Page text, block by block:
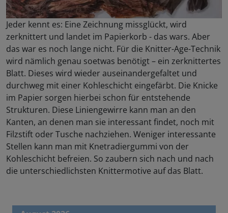
Jeder kennt es: Eine Zeichnung missglückt, wird
zerknittert und landet im Papierkorb - das wars. Aber
das war es noch lange nicht. Für die Knitter-Age-Technik
wird nämlich genau soetwas benötigt – ein zerknittertes
Blatt. Dieses wird wieder auseinandergefaltet und
durchweg mit einer Kohleschicht eingefärbt. Die Knicke
im Papier sorgen hierbei schon für entstehende
Strukturen. Diese Liniengewirre kann man an den
Kanten, an denen man sie interessant findet, noch mit
Filzstift oder Tusche nachziehen. Weniger interessante
Stellen kann man mit Knetradiergummi von der
Kohleschicht befreien. So zaubern sich nach und nach
die unterschiedlichsten Knittermotive auf das Blatt.